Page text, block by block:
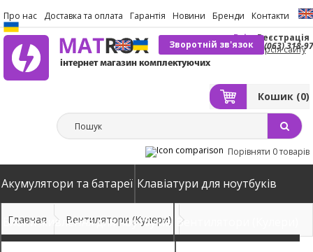
Про нас Доставка та оплата Гарантія Новини Бренди Контакти
(063) 318-
Зворотній зв'язок
Вхід Реєстрація
Кошик (0)
Повна версія сайту
Порівняти 0 товарів
Акумулятори та батареї Клавіатури для ноутбуків
Блоки живлення для ноутбуків Вентилятори (Кулери)
Главная Вентилятори (Кулери)